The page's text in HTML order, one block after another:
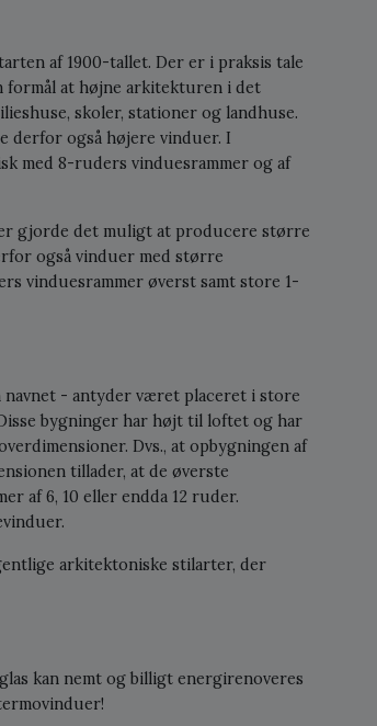
af 1900-tallet. Der er i praksis tale
formål at højne arkitekturen i det
skoler, stationer og landhuse.
derfor også højere vinduer. I
med 8-ruders vinduesrammer og af
gjorde det muligt at producere større
også vinduer med større
vinduesrammer øverst samt store 1-
navnet - antyder været placeret i store
bygninger har højt til loftet og har
Dvs., at opbygningen af
tillader, at de øverste
af 6, 10 eller endda 12 ruder.
arkitektoniske stilarter, der
kan nemt og billigt energirenoveres